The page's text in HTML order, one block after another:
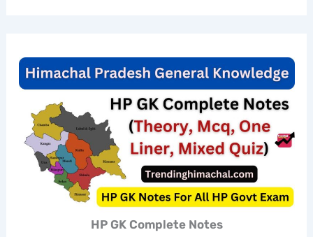
HP GK Complete Notes